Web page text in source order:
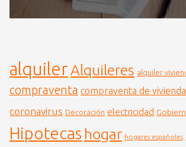
alquiler Alquileres alquiler
compraventa compraventa de
coronavirus Decoración electricidad
Hipotecas hogar hogares españoles